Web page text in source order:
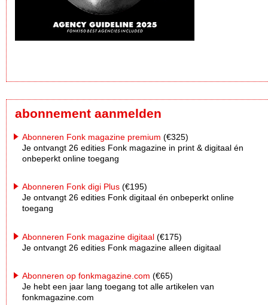
abonnement aanmelden
Abonneren Fonk magazine premium (€325)
Je ontvangt 26 edities Fonk magazine in print & digitaal én
onbeperkt online toegang
Abonneren Fonk digi Plus (€195)
Je ontvangt 26 edities Fonk digitaal én onbeperkt online
toegang
Abonneren Fonk magazine digitaal (€175)
Je ontvangt 26 edities Fonk magazine alleen digitaal
Abonneren op fonkmagazine.com (€65)
Je hebt een jaar lang toegang tot alle artikelen van
fonkmagazine.com